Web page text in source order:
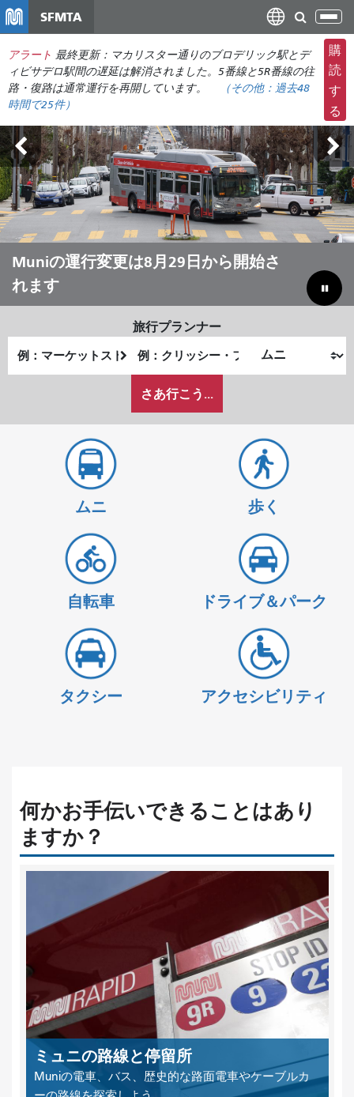
ン
コ
ン
ン
ツ
に
移
動
SFMTA
ナ
ビ
ゲ
ー
シ
ョ
ン
の
切
り
替
え
アラート 最終更新：マカリスター通りのブロデリック駅とデ
ィビサデロ駅間の遅延は解消されました。5番線と5R番線の往
路・復路は通常運行を再開しています。
（その他： 過去48
時間で25件）
購
読
す
る
アウトサイド・ランズ 8月7日～9日
Muniの運行変更は8月29日から開始さ
れます
夏はMuniで移動しよう
予算のギャップを埋めて市を節約する
旅行プランナー
出
発
終
了
が
ど
さあ行こう...
ムニ 歩く
自転車 ドライブ＆パーク
タクシー アクセシビリティ
何かお手伝いできることはあり
ますか？
ミュニの路線と停留所
Muniの電車、バス、歴史的な路面電車やケーブルカ